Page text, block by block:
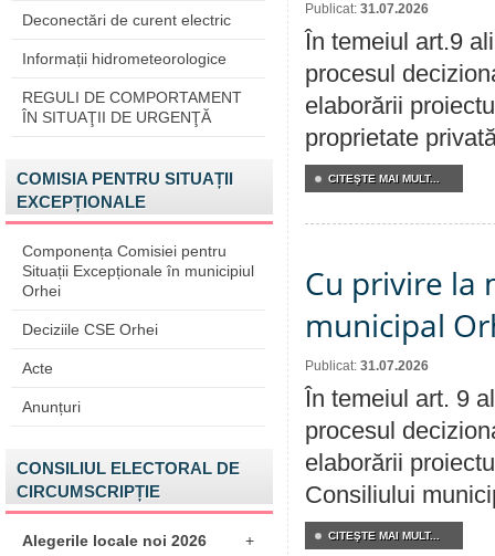
Deconectări de curent electric
Informații hidrometeorologice
REGULI DE COMPORTAMENT
ÎN SITUAŢII DE URGENŢĂ
COMISIA PENTRU SITUAȚII
EXCEPȚIONALE
Componența Comisiei pentru
Situații Excepționale în municipiul
Orhei
Deciziile CSE Orhei
Acte
Anunțuri
CONSILIUL ELECTORAL DE
CIRCUMSCRIPȚIE
Alegerile locale noi 2026 +
Publicat: 31.07.2026
În temeiul art.9
procesul
elaborării
proprietate
CITEŞTE MAI MULT...
Cu privire la
municipal
Publicat: 31.07.2026
În temeiul art. 9
procesul
elaborării
Consiliului
CITEŞTE MAI MULT...